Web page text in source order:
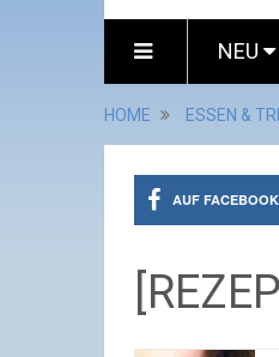
NEU
HOME ESSEN &
AUF